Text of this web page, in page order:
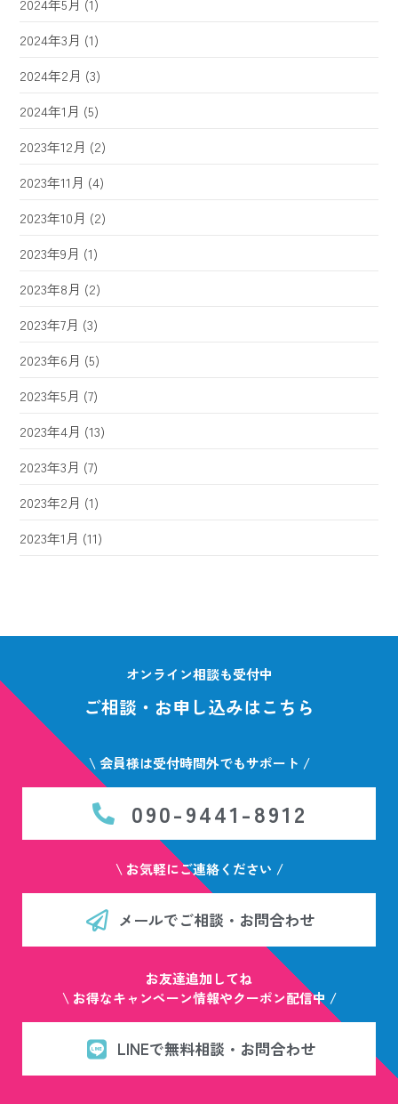
2024年5月 (1)
2024年3月 (1)
2024年2月 (3)
2024年1月 (5)
2023年12月 (2)
2023年11月 (4)
2023年10月 (2)
2023年9月 (1)
2023年8月 (2)
2023年7月 (3)
2023年6月 (5)
2023年5月 (7)
2023年4月 (13)
2023年3月 (7)
2023年2月 (1)
2023年1月 (11)
オンライン相談も受付中
ご相談・お申し込みはこちら
\ 会員様は受付時間外でもサポート /
090-9441-8912
\ お気軽にご連絡ください /
メールでご相談・お問合わせ
お友達追加してね
\ お得なキャンペーン情報やクーポン配信中 /
LINEで無料相談・お問合わせ